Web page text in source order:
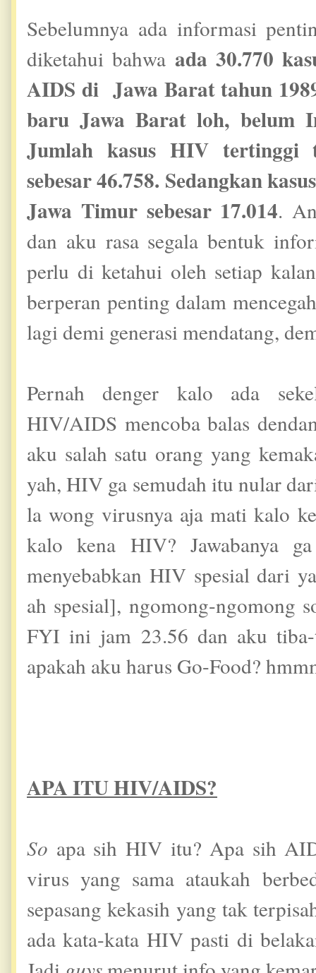
Sebelumnya ada informasi
diketahui bahwa ada 30.770
AIDS di Jawa Barat tahun
baru Jawa Barat loh, belum
Jumlah kasus HIV tertinggi
sebesar 46.758. Sedangkan
Jawa Timur sebesar 17.014.
dan aku rasa segala bentuk
perlu di ketahui oleh setiap
berperan penting dalam
lagi demi generasi mendatang,
Pernah denger kalo ada
HIV/AIDS mencoba balas
aku salah satu orang yang
yah, HIV ga semudah itu nular
la wong virusnya aja mati kalo
kalo kena HIV? Jawabanya
menyebabkan HIV spesial dari
ah spesial], ngomong-ngomong
FYI ini jam 23.56 dan aku tiba-
apakah aku harus Go-Food?
APA ITU HIV/AIDS?
So apa sih HIV itu? Apa sih
virus yang sama ataukah
sepasang kekasih yang tak
ada kata-kata HIV pasti di